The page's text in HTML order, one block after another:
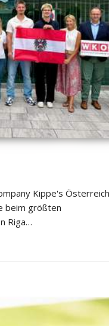
Kippe's Österreich
beim größten
Riga…